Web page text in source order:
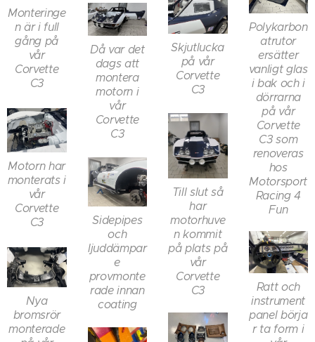
Monteringe
n är i full
gång på
vår
Corvette
C3
Polykarbon
atrutor
ersätter
vanligt glas
i bak och i
dörrarna
på vår
Corvette
C3 som
renoveras
hos
Motorsport
Racing 4
Fun
Skjutlucka
på vår
Corvette
C3
Då var det
dags att
montera
motorn i
vår
Corvette
C3
Motorn har
monterats i
vår
Corvette
C3
Till slut så
har
motorhuve
n kommit
på plats på
vår
Corvette
C3
Sidepipes
och
ljuddämpar
e
provmonte
rade innan
coating
Ratt och
instrument
panel börja
r ta form i
Nya
bromsrör
monterade